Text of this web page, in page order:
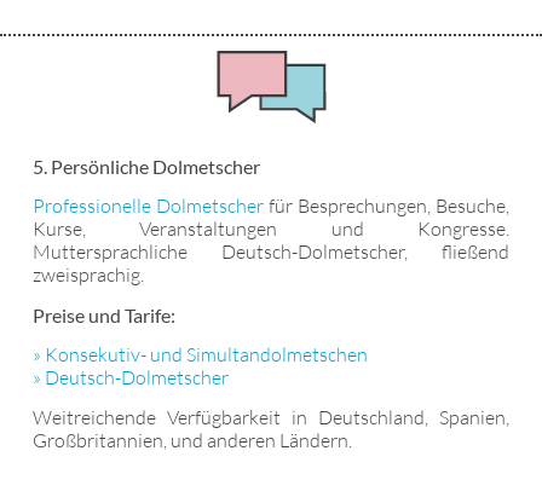
5. Persönliche Dolmetscher
Professionelle Dolmetscher für Besprechungen, Besuche,
Kurse, Veranstaltungen und Kongresse.
Muttersprachliche Deutsch-Dolmetscher, fließend
zweisprachig.
Preise und Tarife:
» Konsekutiv- und Simultandolmetschen
» Deutsch-Dolmetscher
Weitreichende Verfügbarkeit in Deutschland, Spanien,
Großbritannien, und anderen Ländern.